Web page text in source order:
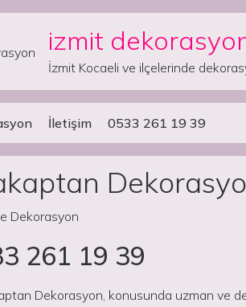
izmit
İzmit Kocaeli ve ilçelerinde
İletişim 0533 261 19 39
261 19 39
Dekorasyon, konusunda uzman ve